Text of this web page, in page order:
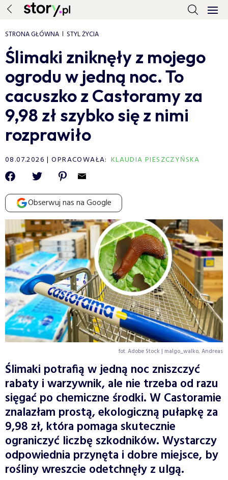
STRONA GŁÓWNA STYL ŻYCIA
Ślimaki zniknęły z mojego
ogrodu w jedną noc. To
cacuszko z Castoramy za
9,98 zł szybko się z nimi
rozprawiło
08.07.2026 OPRACOWAŁA: KLAUDIA PIESZCZYŃSKA
Obserwuj nas na Google
fot. Adobe Stock | malgo_walko, Andreas
Ślimaki potrafią w jedną noc zniszczyć
rabaty i warzywnik, ale nie trzeba od razu
sięgać po chemiczne środki. W Castoramie
znalazłam prostą, ekologiczną pułapkę za
9,98 zł, która pomaga skutecznie
ograniczyć liczbę szkodników. Wystarczy
odpowiednia przynęta i dobre miejsce, by
rośliny wreszcie odetchnęły z ulgą.